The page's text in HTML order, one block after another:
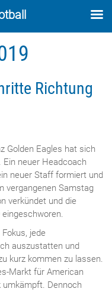
Richtung
Golden Eagles hat sich
neuer Headcoach
neuer Staff formiert und
vergangenen Samstag
verkündet und die
jede
auszustatten und
kurz kommen zu lassen.
Markt für American
umkämpft. Dennoch